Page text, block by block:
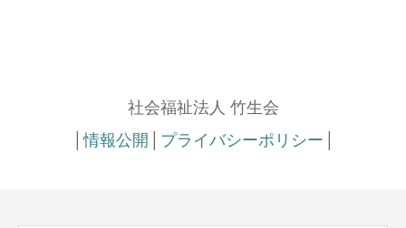
社会福祉法人 竹生会
│情報公開 プライバシーポリシー